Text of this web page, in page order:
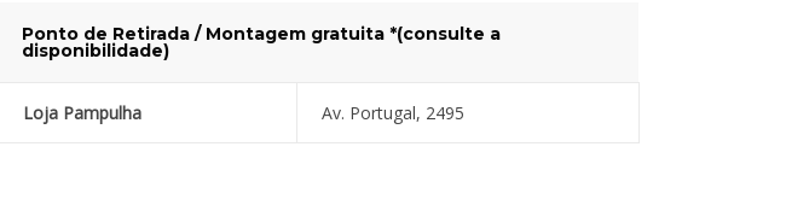
Ponto de Retirada / Montagem gratuita *(consulte a
disponibilidade)
Loja Pampulha Av. Portugal, 2495